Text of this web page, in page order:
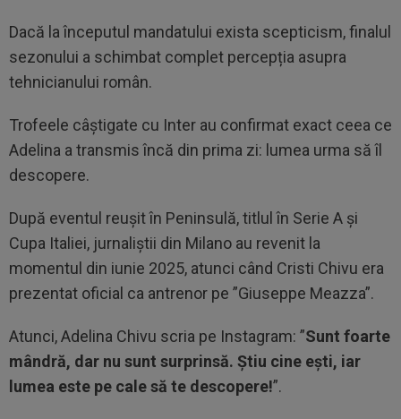
Dacă la începutul mandatului exista scepticism, finalul
sezonului a schimbat complet percepția asupra
tehnicianului român.
Trofeele câștigate cu Inter au confirmat exact ceea ce
Adelina a transmis încă din prima zi: lumea urma să îl
descopere.
După eventul reușit în Peninsulă, titlul în Serie A și
Cupa Italiei, jurnaliștii din Milano au revenit la
momentul din iunie 2025, atunci când Cristi Chivu era
prezentat oficial ca antrenor pe ”Giuseppe Meazza”.
Atunci, Adelina Chivu scria pe Instagram: ”Sunt foarte
mândră, dar nu sunt surprinsă. Știu cine ești, iar
lumea este pe cale să te descopere!”.